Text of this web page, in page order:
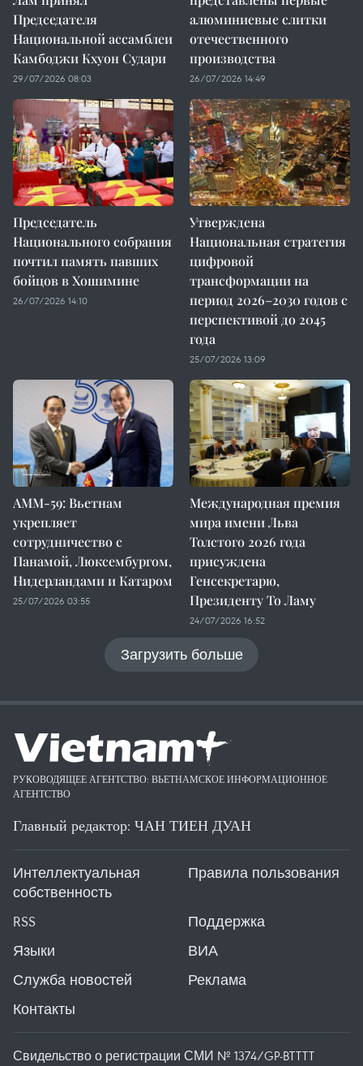
Председателя
Национальной ассамблеи
Камбоджи Кхуон Судари
29/07/2026 08:03
алюминиевые слитки
отечественного
производства
26/07/2026 14:49
Председатель
Национального собрания
почтил память павших
бойцов в Хошимине
26/07/2026 14:10
Утверждена
Национальная стратегия
цифровой
трансформации на
период 2026–2030 годов с
перспективой до 2045
года
25/07/2026 13:09
AMM-59: Вьетнам
укрепляет
сотрудничество с
Панамой, Люксембургом,
Нидерландами и Катаром
25/07/2026 03:55
Международная премия
мира имени Льва
Толстого 2026 года
присуждена
Генсекретарю,
Президенту То Ламу
24/07/2026 16:52
Загрузить больше
РУКОВОДЯЩЕЕ АГЕНТСТВО: ВЬЕТНАМСКОЕ ИНФОРМАЦИОННОЕ
АГЕНТСТВО
Главный редактор: ЧАН ТИЕН ДУАН
Интеллектуальная
собственность
Правила пользования
RSS
Поддержка
Языки
ВИА
Служба новостей
Реклама
Контакты
Свидельство о регистрации СМИ № 1374/GP-BTTTT